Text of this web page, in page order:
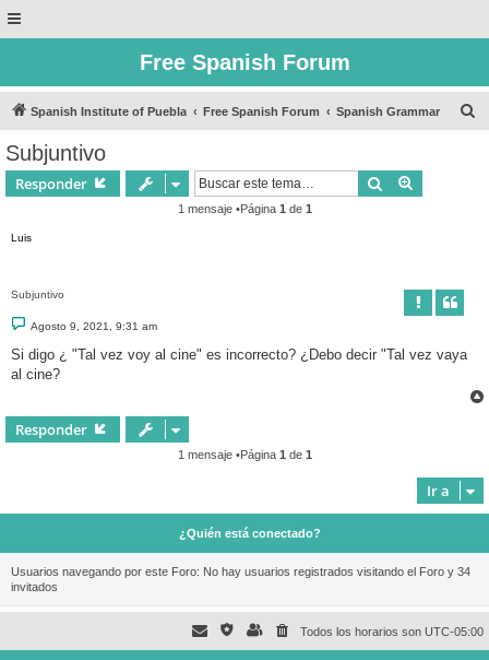
Free Spanish Forum
Spanish Institute of Puebla Free Spanish Forum Spanish Grammar
Subjuntivo
Responder Buscar
1 mensaje •Página 1 de 1
Luis
Subjuntivo
M
e
s
a
Agosto 9, 2021, 9:31 am
Si digo ¿ "Tal vez voy al cine" es incorrecto? ¿Debo decir "Tal vez vaya
al cine?
Responder
1 mensaje •Página 1 de 1
Ir a
¿Quién está conectado?
Usuarios navegando por este Foro: No hay usuarios registrados visitando el Foro y 34
invitados
Todos los horarios son UTC-05:00